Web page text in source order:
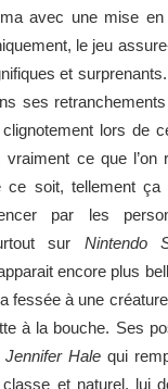
avec une mise
le jeu
et
ses
lors de
vraiment ce que
ce soit, tellement
par les
sur Nintendo
encore plus
fessée à une
à la bouche. Ses
Jennifer Hale qui
et naturel, lui